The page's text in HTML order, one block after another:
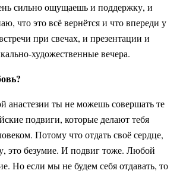
сильно ощущаешь и поддержку, и
что это всё вернётся и что впереди у
при свечах, и презентации и
художественные вечера.
анастезии ты не можешь совершать те
подвиги, которые делают тебя
Потому что отдать своё сердце,
это безумие. И подвиг тоже. Любой
Но если мы не будем себя отдавать, то